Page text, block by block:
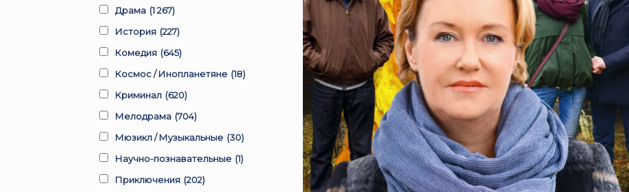
Драма (1 267)
История (227)
Комедия (645)
Космос / Инопланетяне (18)
Криминал (620)
Мелодрама (704)
Мюзикл / Музыкальные (30)
Научно-познавательные (1)
Приключения (202)